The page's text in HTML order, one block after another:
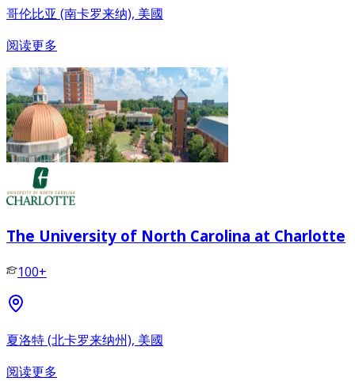
哥伦比亚 (南卡罗来纳), 美國
阅读更多
The University of North Carolina at Charlotte
100+
夏洛特 (北卡罗来纳州), 美國
阅读更多